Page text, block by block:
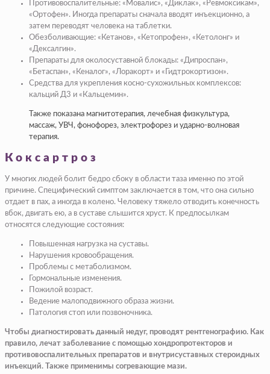
Противовоспалительные: «Мовалис», «Диклак», «Ревмоксикам»,
«Ортофен». Иногда препараты сначала вводят инъекционно, а
затем переводят человека на таблетки.
Обезболивающие: «Кетанов», «Кетопрофен», «Кетолонг» и
«Дексалгин».
Препараты для околосуставной блокады: «Дипроспан»,
«Бетаспан», «Кеналог», «Лоракорт» и «Гидтрокортизон».
Средства для укрепления косно-сухожильных комплексов:
кальций Д3 и «Кальцемин».
Также показана магнитотерапия, лечебная физкультура,
массаж, УВЧ, фонофорез, электрофорез и ударно-волновая
терапия.
Коксартроз
У многих людей болит бедро сбоку в области таза именно по этой
причине. Специфический симптом заключается в том, что она сильно
отдает в пах, а иногда в колено. Человеку тяжело отводить конечность
вбок, двигать ею, а в суставе слышится хруст. К предпосылкам
относятся следующие состояния:
Повышенная нагрузка на суставы.
Нарушения кровообращения.
Проблемы с метаболизмом.
Гормональные изменения.
Пожилой возраст.
Ведение малоподвижного образа жизни.
Патология стоп или позвоночника.
Чтобы диагностировать данный недуг, проводят рентгенографию. Как
правило, лечат заболевание с помощью хондропротекторов и
противовоспалительных препаратов и внутрисуставных стероидных
инъекций. Также применимы согревающие мази.